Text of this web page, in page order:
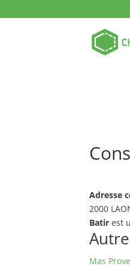
Adresse
2000
Batir est
Mas